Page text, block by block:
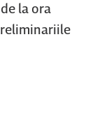
de la ora